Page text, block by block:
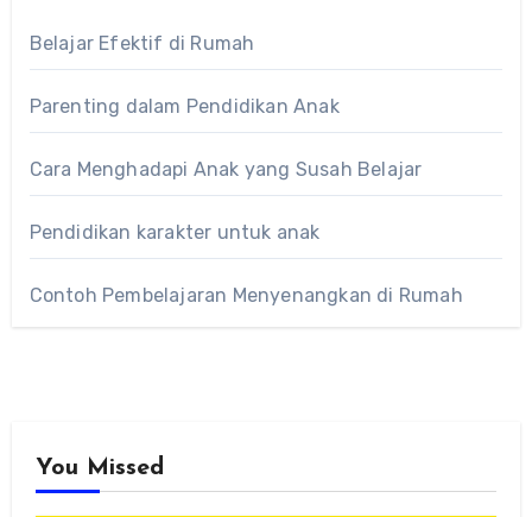
Belajar Efektif di Rumah
Parenting dalam Pendidikan Anak
Cara Menghadapi Anak yang Susah Belajar
Pendidikan karakter untuk anak
Contoh Pembelajaran Menyenangkan di Rumah
You Missed